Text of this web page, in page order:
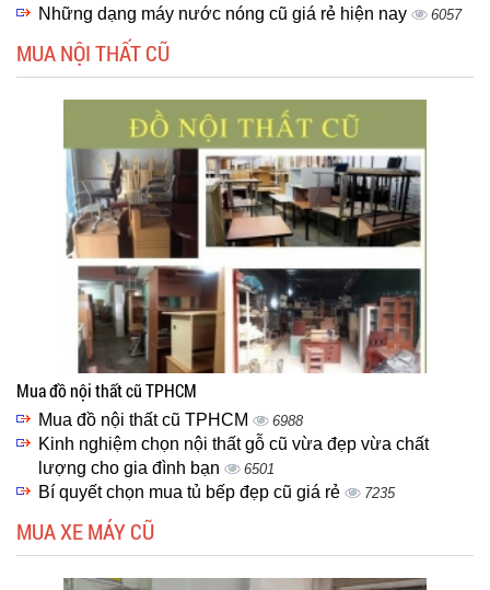
Những dạng máy nước nóng cũ giá rẻ hiện nay 6057
MUA NỘI THẤT CŨ
Mua đồ nội thất cũ TPHCM
Mua đồ nội thất cũ TPHCM 6988
Kinh nghiệm chọn nội thất gỗ cũ vừa đẹp vừa chất
lượng cho gia đình bạn
6501
Bí quyết chọn mua tủ bếp đẹp cũ giá rẻ 7235
MUA XE MÁY CŨ